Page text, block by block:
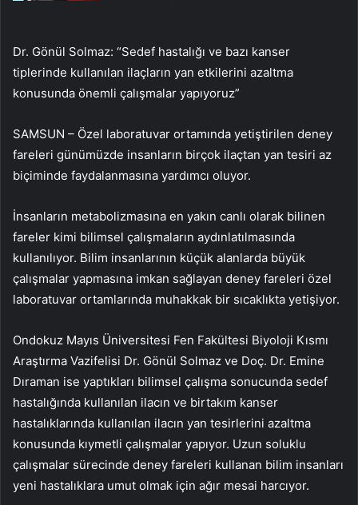
Dr. Gönül Solmaz: “Sedef hastalığı ve bazı kanser
tiplerinde kullanılan ilaçların yan etkilerini azaltma
konusunda önemli çalışmalar yapıyoruz”
SAMSUN – Özel laboratuvar ortamında yetiştirilen deney
fareleri günümüzde insanların birçok ilaçtan yan tesiri az
biçiminde faydalanmasına yardımcı oluyor.
İnsanların metabolizmasına en yakın canlı olarak bilinen
fareler kimi bilimsel çalışmaların aydınlatılmasında
kullanılıyor. Bilim insanlarının küçük alanlarda büyük
çalışmalar yapmasına imkan sağlayan deney fareleri özel
laboratuvar ortamlarında muhakkak bir sıcaklıkta yetişiyor.
Ondokuz Mayıs Üniversitesi Fen Fakültesi Biyoloji Kısmı
Araştırma Vazifelisi Dr. Gönül Solmaz ve Doç. Dr. Emine
Dıraman ise yaptıkları bilimsel çalışma sonucunda sedef
hastalığında kullanılan ilacın ve birtakım kanser
hastalıklarında kullanılan ilacın yan tesirlerini azaltma
konusunda kıymetli çalışmalar yapıyor. Uzun soluklu
çalışmalar sürecinde deney fareleri kullanan bilim insanları
yeni hastalıklara umut olmak için ağır mesai harcıyor.